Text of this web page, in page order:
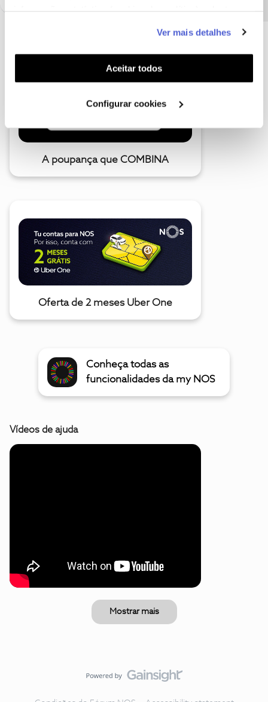
funcionalidades (cookies de personalização e
funcionalidade) e adaptar anúncios aos seus interesses
(cookies de publicidade personalizada). Pode gerir a
utilização dos cookies clicando em "Configurar
Ver mais detalhes
Aceitar todos
Configurar cookies
A poupança que COMBINA
Oferta de 2 meses Uber One
Conheça todas as
funcionalidades da my NOS
Vídeos de ajuda
Mostrar mais